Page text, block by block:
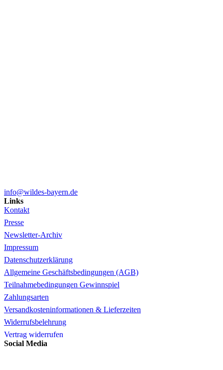
info@wildes-bayern.de
Links
Kontakt
Presse
Newsletter-Archiv
Impressum
Datenschutzerklärung
Allgemeine Geschäftsbedingungen (AGB)
Teilnahmebedingungen Gewinnspiel
Zahlungsarten
Versandkosteninformationen & Lieferzeiten
Widerrufsbelehrung
Vertrag widerrufen
Social Media